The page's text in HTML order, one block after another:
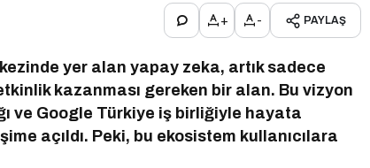
+ - PAYLAŞ
yer alan yapay zeka, artık sadece
kazanması gereken bir alan. Bu vizyon
ve Google Türkiye iş birliğiyle hayata
açıldı. Peki, bu ekosistem kullanıcılara